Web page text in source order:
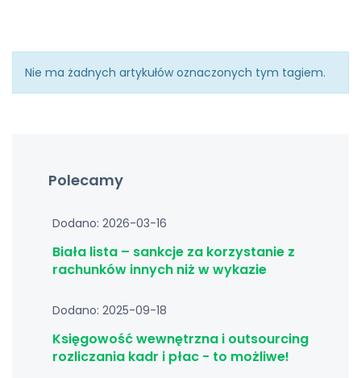
Nie ma żadnych artykułów oznaczonych tym tagiem.
Polecamy
Dodano: 2026-03-16
Biała lista – sankcje za korzystanie z
rachunków innych niż w wykazie
Dodano: 2025-09-18
Księgowość wewnętrzna i outsourcing
rozliczania kadr i płac - to możliwe!